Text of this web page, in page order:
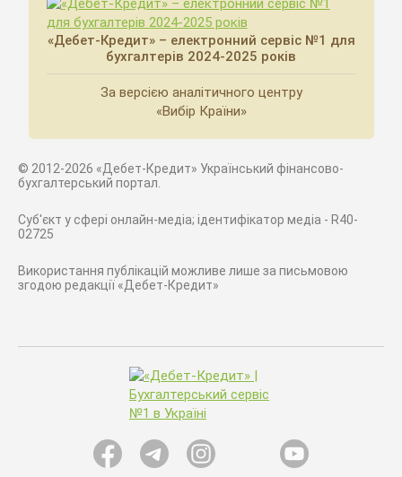
«Дебет-Кредит» – електронний сервіс №1 для
бухгалтерів 2024-2025 років
За версією аналітичного центру
«Вибір Країни»
© 2012-2026 «Дебет-Кредит» Український фінансово-
бухгалтерський портал.
Суб'єкт у сфері онлайн-медіа; ідентифікатор медіа - R40-
02725
Використання публікацій можливе лише за письмовою
згодою редакції «Дебет-Кредит»